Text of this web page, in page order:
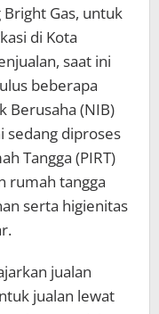
Gas, untuk
di Kota
saat ini
beberapa
Berusaha (NIB)
sedang diproses
Tangga (PIRT)
rumah tangga
serta higienitas
jualan
jualan lewat